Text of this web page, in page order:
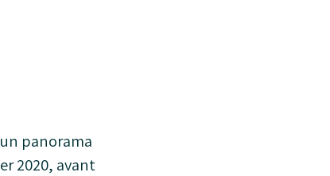
panorama
2020, avant